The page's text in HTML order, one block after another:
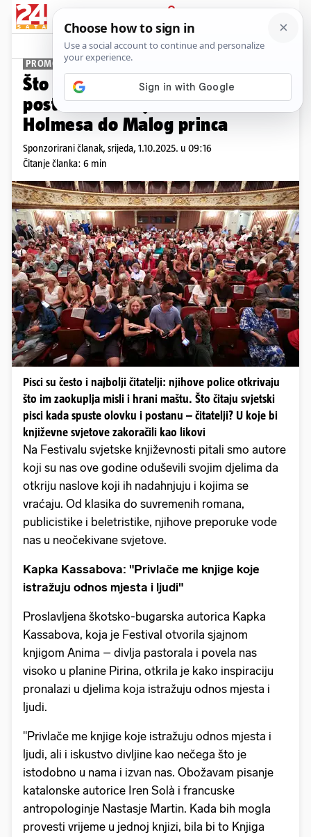
PRIJAVA
Promo sadržaj
PROMO
Što čitaju svjetski pisci kad
postanu čitatelji? Od Sherlocka
Holmesa do Malog princa
Sponzorirani članak, srijeda, 1.10.2025. u 09:16
Čitanje članka: 6 min
Pisci su često i najbolji čitatelji: njihove police otkrivaju
što im zaokuplja misli i hrani maštu. Što čitaju svjetski
pisci kada spuste olovku i postanu – čitatelji? U koje bi
književne svjetove zakoračili kao likovi
Na Festivalu svjetske književnosti pitali smo autore
koji su nas ove godine oduševili svojim djelima da
otkriju naslove koji ih nadahnjuju i kojima se
vraćaju. Od klasika do suvremenih romana,
publicistike i beletristike, njihove preporuke vode
nas u neočekivane svjetove.
Kapka Kassabova: "Privlače me knjige koje
istražuju odnos mjesta i ljudi"
Proslavljena škotsko-bugarska autorica Kapka
Kassabova, koja je Festival otvorila sjajnom
knjigom Anima – divlja pastorala i povela nas
visoko u planine Pirina, otkrila je kako inspiraciju
pronalazi u djelima koja istražuju odnos mjesta i
ljudi.
"Privlače me knjige koje istražuju odnos mjesta i
ljudi, ali i iskustvo divljine kao nečega što je
istodobno u nama i izvan nas. Obožavam pisanje
katalonske autorice Iren Solà i francuske
antropologinje Nastasje Martin. Kada bih mogla
provesti vrijeme u jednoj knjizi, bila bi to Knjiga